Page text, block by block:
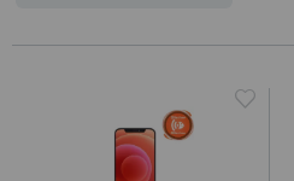
IC CHIP / FPC
MÓVILES REACONDICIONADOS
Regístrate en un momento
¿ERES NUEVO?